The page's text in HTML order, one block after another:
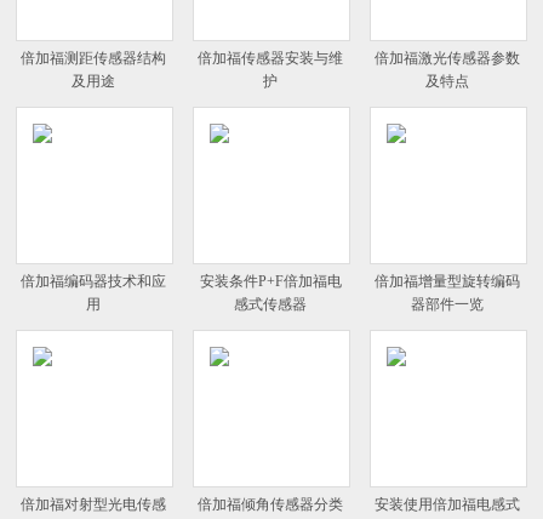
倍加福测距传感器结构
及用途
倍加福传感器安装与维
护
倍加福激光传感器参数
及特点
倍加福编码器技术和应
用
安装条件P+F倍加福电
感式传感器
倍加福增量型旋转编码
器部件一览
倍加福对射型光电传感
倍加福倾角传感器分类
安装使用倍加福电感式